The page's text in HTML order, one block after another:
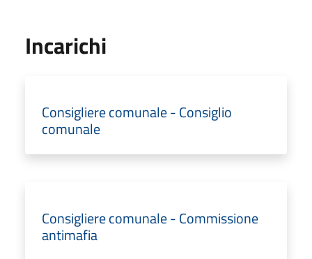
Incarichi
Consigliere comunale - Consiglio
comunale
Consigliere comunale - Commissione
antimafia